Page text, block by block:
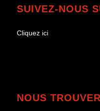
SUIVEZ-NOUS
Cliquez ici
NOUS